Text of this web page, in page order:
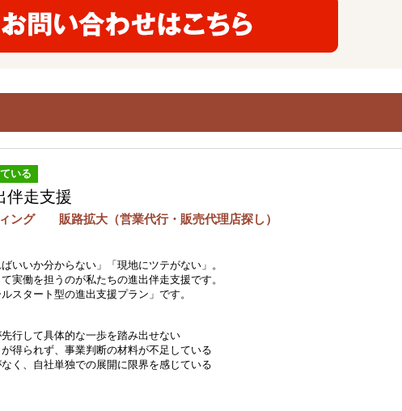
いる
伴走支援
ィング 販路拡大（営業代行・販売代理店探し）
いいか分からない」「現地にツテがない」。
実働を担うのが私たちの進出伴走支援です。
スタート型の進出支援プラン」です。
行して具体的な一歩を踏み出せない
得られず、事業判断の材料が不足している
く、自社単独での展開に限界を感じている